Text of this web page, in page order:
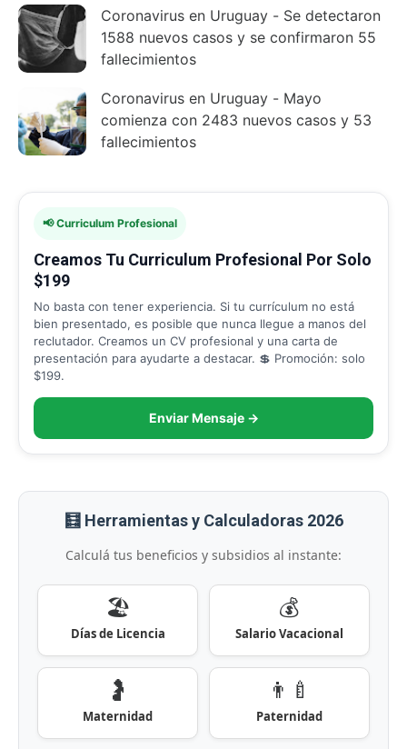
Coronavirus en Uruguay - Se detectaron
1588 nuevos casos y se confirmaron 55
fallecimientos
Coronavirus en Uruguay - Mayo
comienza con 2483 nuevos casos y 53
fallecimientos
📢 Curriculum Profesional
Creamos Tu Curriculum Profesional Por Solo
$199
No basta con tener experiencia. Si tu currículum no está
bien presentado, es posible que nunca llegue a manos del
reclutador. Creamos un CV profesional y una carta de
presentación para ayudarte a destacar. 💲 Promoción: solo
$199.
Enviar Mensaje →
🧮 Herramientas y Calculadoras 2026
Calculá tus beneficios y subsidios al instante:
🏖️
Días de Licencia
💰
Salario Vacacional
🤰
Maternidad
👨‍🍼
Paternidad